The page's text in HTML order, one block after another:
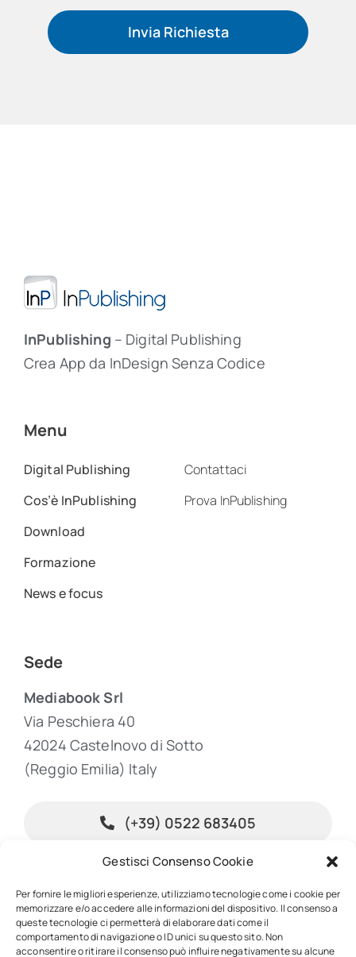
Gestisci Consenso Cookie
Per fornire le migliori esperienze, utilizziamo tecnologie come i cookie per
memorizzare e/o accedere alle informazioni del dispositivo. Il consenso a
queste tecnologie ci permetterà di elaborare dati come il
comportamento di navigazione o ID unici su questo sito. Non
acconsentire o ritirare il consenso può influire negativamente su alcune
Invia Richiesta
InPublishing – Digital Publishing
Crea App da InDesign Senza Codice
Menu
Digital Publishing
Cos’è InPublishing
Download
Formazione
News e focus
Contattaci
Prova InPublishing
Sede
Mediabook Srl
Via Peschiera 40
42024 Castelnovo di Sotto
(Reggio Emilia) Italy
(+39) 0522 683405